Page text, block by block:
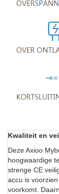
Kwaliteit en
Deze Axioo
hoogwaardige
strenge CE
accu is
voorkomt.